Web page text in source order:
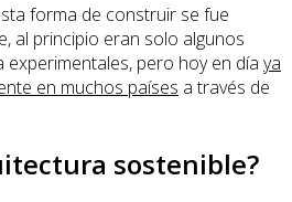
forma de construir se fue
al principio eran solo algunos
pero hoy en día ya
en muchos países a través de
sostenible?